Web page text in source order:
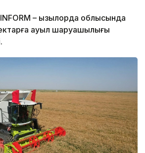
– Қызылорда облысында
ауыл шаруашылығы